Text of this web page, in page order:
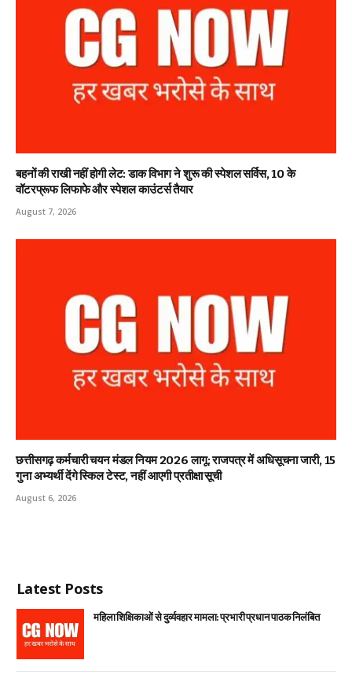
बहनों की राखी नहीं होगी लेट: डाक विभाग ने शुरू की स्पेशल सर्विस, ₹10 के
वॉटरप्रूफ लिफाफे और स्पेशल काउंटर्स तैयार
August 7, 2026
छत्तीसगढ़ कर्मचारी चयन मंडल नियम 2026 लागू: राजपत्र में अधिसूचना जारी, 15
गुना अभ्यर्थी देंगे स्किल टेस्ट, नहीं आएगी प्रतीक्षा सूची
August 6, 2026
Latest Posts
महिला शिक्षिकाओं से दुर्व्यवहार मामला: प्रभारी प्रधान पाठक निलंबित